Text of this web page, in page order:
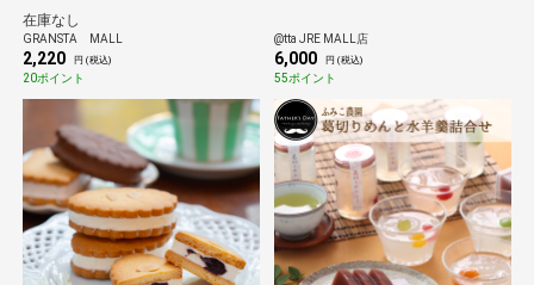
在庫なし
GRANSTA MALL
2,220 円 (税込)
20ポイント
@tta JRE MALL店
6,000 円 (税込)
55ポイント